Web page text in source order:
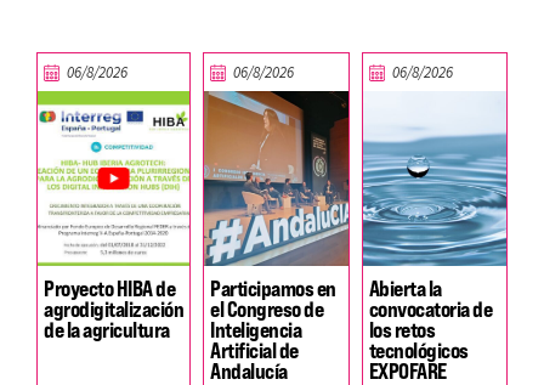
06/8/2026
Proyecto HIBA de
agrodigitalización
de la agricultura
06/8/2026
Participamos en
el Congreso de
Inteligencia
Artificial de
Andalucía
06/8/2026
Abierta la
convocatoria de
los retos
tecnológicos
EXPOFARE